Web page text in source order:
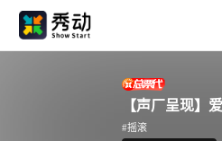
【声厂呈现】
#摇滚